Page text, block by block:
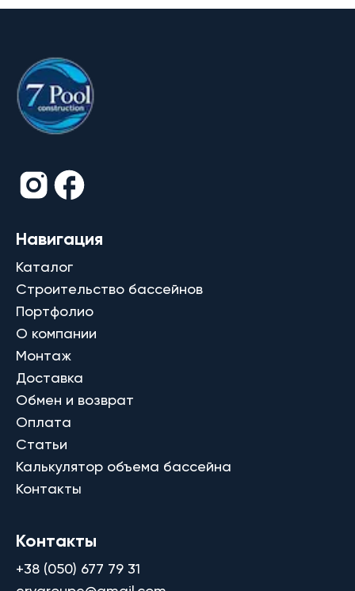
Навигация
Каталог
Строительство бассейнов
Портфолио
О компании
Монтаж
Доставка
Обмен и возврат
Оплата
Статьи
Калькулятор объема бассейна
Контакты
Контакты
+38 (050) 677 79 31